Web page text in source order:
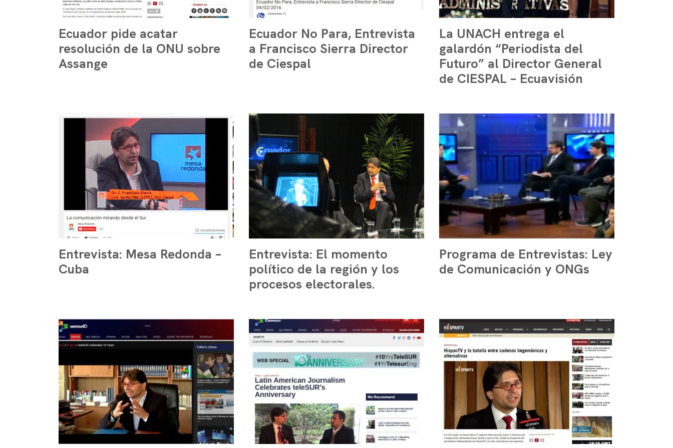
Ecuador pide acatar
resolución de la ONU sobre
Assange
Ecuador No Para, Entrevista
a Francisco Sierra Director
de Ciespal
La UNACH entrega el
galardón “Periodista del
Futuro” al Director General
de CIESPAL – Ecuavisión
Entrevista: Mesa Redonda –
Cuba
Entrevista: El momento
político de la región y los
procesos electorales.
Programa de Entrevistas: Ley
de Comunicación y ONGs